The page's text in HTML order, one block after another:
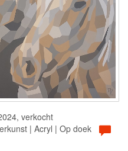
verkocht
| Acryl | Op doek